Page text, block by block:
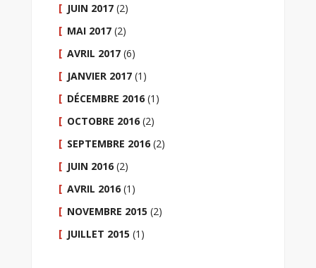
JUIN 2017 (2)
MAI 2017 (2)
AVRIL 2017 (6)
JANVIER 2017 (1)
DÉCEMBRE 2016 (1)
OCTOBRE 2016 (2)
SEPTEMBRE 2016 (2)
JUIN 2016 (2)
AVRIL 2016 (1)
NOVEMBRE 2015 (2)
JUILLET 2015 (1)